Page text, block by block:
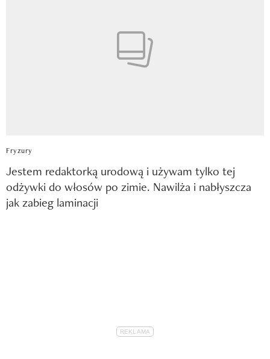
Fryzury
Jestem redaktorką urodową i używam tylko tej
odżywki do włosów po zimie. Nawilża i nabłyszcza
jak zabieg laminacji